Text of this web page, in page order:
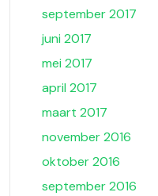
september 2017
juni 2017
mei 2017
april 2017
maart 2017
november 2016
oktober 2016
september 2016